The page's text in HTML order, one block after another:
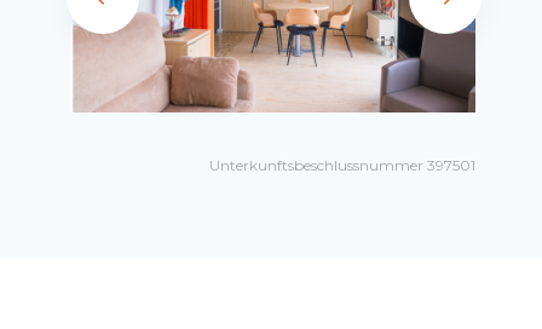
Unterkunftsbeschlussnummer 397501